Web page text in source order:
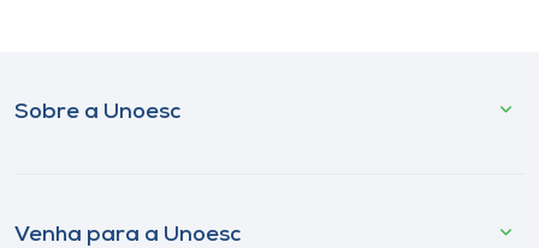
Sobre a Unoesc
Venha para a Unoesc